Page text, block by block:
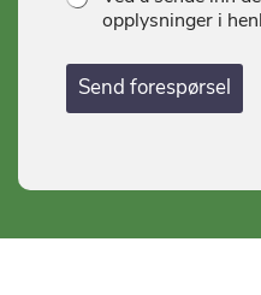
opplysninger i
Send forespørsel